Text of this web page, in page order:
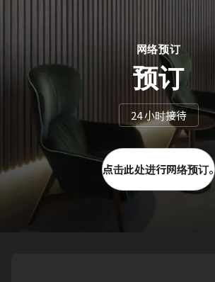
网络预订
预订
24 小时接待
点击此处进行网络预订。